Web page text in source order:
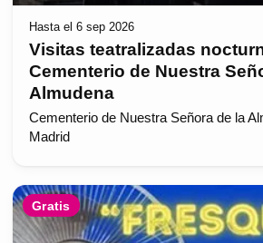
Hasta el 6 sep 2026
Visitas teatralizadas
Cementerio de Nuestra
Almudena
Cementerio de Nuestra Señora de la
Madrid
Gratis